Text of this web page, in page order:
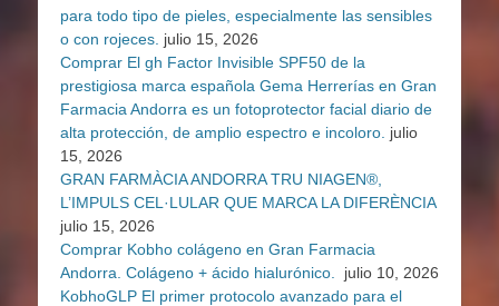
para todo tipo de pieles, especialmente las sensibles
o con rojeces. julio 15, 2026
Comprar El gh Factor Invisible SPF50 de la
prestigiosa marca española Gema Herrerías en Gran
Farmacia Andorra es un fotoprotector facial diario de
alta protección, de amplio espectro e incoloro. julio
15, 2026
GRAN FARMÀCIA ANDORRA TRU NIAGEN®,
L’IMPULS CEL·LULAR QUE MARCA LA DIFERÈNCIA
julio 15, 2026
Comprar Kobho colágeno en Gran Farmacia
Andorra. Colágeno + ácido hialurónico.
julio 10, 2026
KobhoGLP El primer protocolo avanzado para el